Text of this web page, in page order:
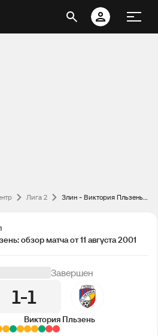
Лига 2 Злин - Виктория Пльзень: обзор матча от 11 августа 2001
обзор матча от 11 августа 2001
Завершен
1 1
Виктория Пльзень